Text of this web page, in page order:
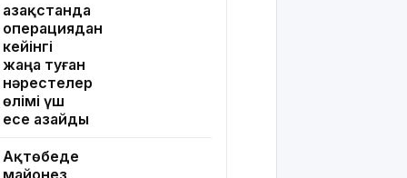
Қазақстанда
операциядан
кейінгі
жаңа туған
нәрестелер
өлімі үш
есе азайды
Ақтөбеде